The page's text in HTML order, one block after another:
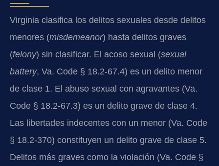
Virginia clasifica los delitos sexuales desde delitos
menores (misdemeanor) hasta delitos graves
(felony) sin clasificar. El acoso sexual (sexual
battery, Va. Code § 18.2-67.4) es un delito menor
de clase 1. El abuso sexual con agravantes (Va.
Code § 18.2-67.3) es un delito grave de clase 4.
Las libertades indecentes con un menor (Va. Code
§ 18.2-370) constituyen un delito grave de clase 5.
Delitos más graves como la violación (Va. Code §